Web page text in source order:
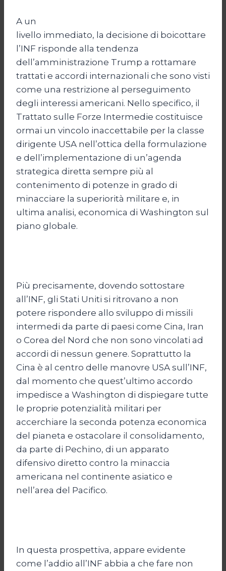
A un
livello immediato, la decisione di boicottare
l’INF risponde alla tendenza
dell’amministrazione Trump a rottamare
trattati e accordi internazionali che sono visti
come una restrizione al perseguimento
degli interessi americani. Nello specifico, il
Trattato sulle Forze Intermedie costituisce
ormai un vincolo inaccettabile per la classe
dirigente USA nell’ottica della formulazione
e dell’implementazione di un’agenda
strategica diretta sempre più al
contenimento di potenze in grado di
minacciare la superiorità militare e, in
ultima analisi, economica di Washington sul
piano globale.
Più precisamente, dovendo sottostare
all’INF, gli Stati Uniti si ritrovano a non
potere rispondere allo sviluppo di missili
intermedi da parte di paesi come Cina, Iran
o Corea del Nord che non sono vincolati ad
accordi di nessun genere. Soprattutto la
Cina è al centro delle manovre USA sull’INF,
dal momento che quest’ultimo accordo
impedisce a Washington di dispiegare tutte
le proprie potenzialità militari per
accerchiare la seconda potenza economica
del pianeta e ostacolare il consolidamento,
da parte di Pechino, di un apparato
difensivo diretto contro la minaccia
americana nel continente asiatico e
nell’area del Pacifico.
In questa prospettiva, appare evidente
come l’addio all’INF abbia a che fare non